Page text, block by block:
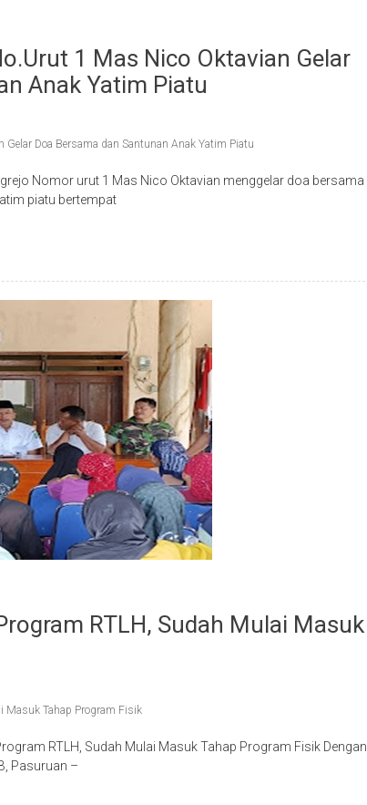
1 Mas Nico Oktavian Gelar
Anak Yatim Piatu
Doa Bersama dan Santunan Anak Yatim Piatu
Nomor urut 1 Mas Nico Oktavian menggelar doa bersama
piatu bertempat
RTLH, Sudah Mulai Masuk
Masuk Tahap Program Fisik
RTLH, Sudah Mulai Masuk Tahap Program Fisik Dengan
Pasuruan –